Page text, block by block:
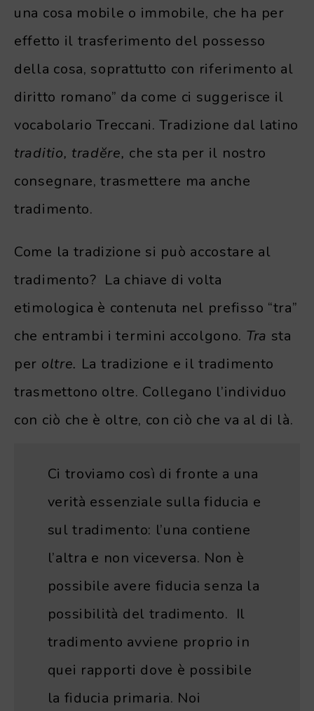
una cosa mobile o immobile, che ha per
effetto il trasferimento del possesso
della cosa, soprattutto con riferimento al
diritto romano” da come ci suggerisce il
vocabolario Treccani. Tradizione dal latino
traditio, tradĕre, che sta per il nostro
consegnare, trasmettere ma anche
tradimento.
Come la tradizione si può accostare al
tradimento? La chiave di volta
etimologica è contenuta nel prefisso “tra”
che entrambi i termini accolgono. Tra sta
per oltre. La tradizione e il tradimento
trasmettono oltre. Collegano l’individuo
con ciò che è oltre, con ciò che va al di là.
Ci troviamo così di fronte a una
verità essenziale sulla fiducia e
sul tradimento: l’una contiene
l’altra e non viceversa. Non è
possibile avere fiducia senza la
possibilità del tradimento. Il
tradimento avviene proprio in
quei rapporti dove è possibile
la fiducia primaria. Noi